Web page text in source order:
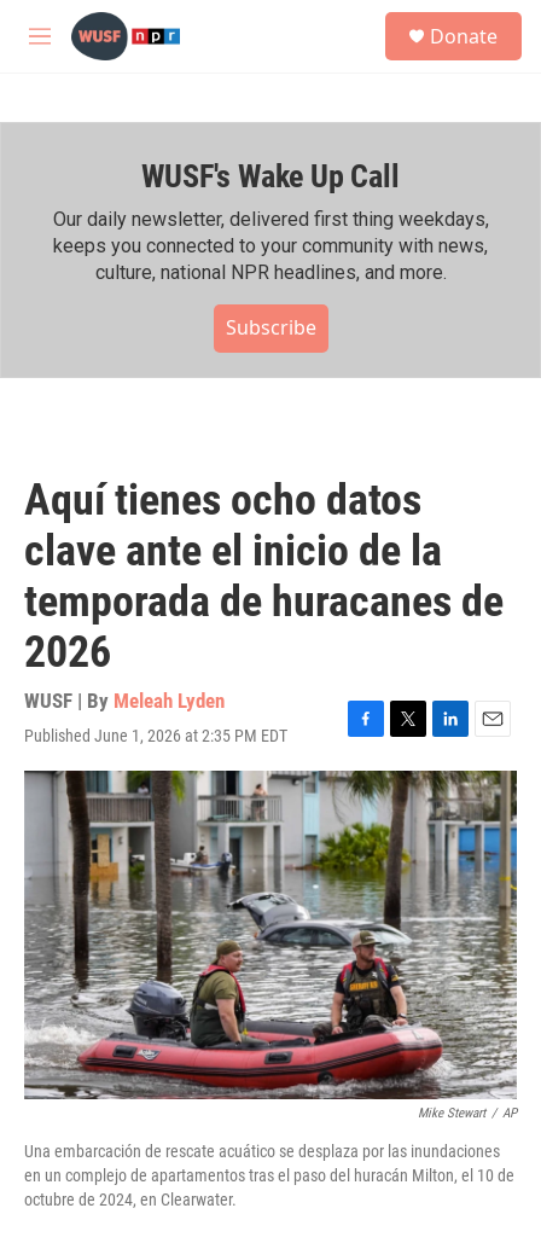
Skip to main content
M
h
Donate
WUSF's Wake Up Call
Our daily newsletter, delivered first thing weekdays,
keeps you connected to your community with news,
culture, national NPR headlines, and more.
Subscribe
Aquí tienes ocho datos
clave ante el inicio de la
temporada de huracanes de
2026
WUSF | By Meleah Lyden
Published June 1, 2026 at 2:35 PM EDT
F
a
c
e
b
o
o
k
T
w
i
t
t
L
i
n
k
e
d
n
E
m
a
i
l
Mike Stewart / AP
Una embarcación de rescate acuático se desplaza por las inundaciones
en un complejo de apartamentos tras el paso del huracán Milton, el 10 de
octubre de 2024, en Clearwater.